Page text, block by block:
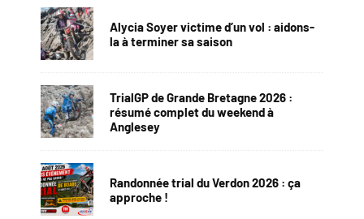
Alycia Soyer victime d’un vol : aidons-
la à terminer sa saison
TrialGP de Grande Bretagne 2026 :
résumé complet du weekend à
Anglesey
Randonnée trial du Verdon 2026 : ça
approche !